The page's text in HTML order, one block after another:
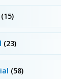
(15)
(23)
(58)